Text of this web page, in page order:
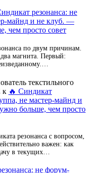
резонанса: не
майнд и не клуб. —
чем просто совет
по двум причинам.
магнита. Первый:
текстильного
к 🔥 Синдикат
не мастер-майнд и
больше, чем просто
резонанса с вопросом,
важен: как
в текущих…
не форум-